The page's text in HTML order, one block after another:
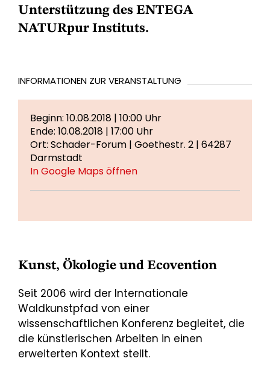
Unterstützung des ENTEGA
NATURpur Instituts.
INFORMATIONEN ZUR VERANSTALTUNG
Beginn: 10.08.2018 | 10:00 Uhr
Ende: 10.08.2018 | 17:00 Uhr
Ort: Schader-Forum | Goethestr. 2 | 64287
Darmstadt
In Google Maps öffnen
Kunst, Ökologie und Ecovention
Seit 2006 wird der Internationale
Waldkunstpfad von einer
wissenschaftlichen Konferenz begleitet, die
die künstlerischen Arbeiten in einen
erweiterten Kontext stellt.